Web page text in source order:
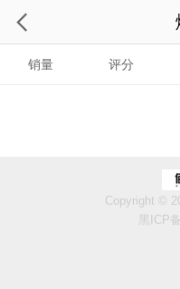
销量 评分
Copyright ©
黑ICP